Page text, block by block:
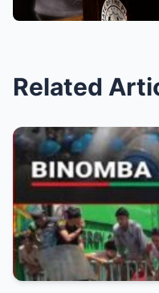
Related